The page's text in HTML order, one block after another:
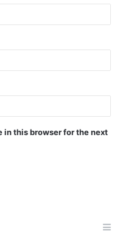
in this browser for the next